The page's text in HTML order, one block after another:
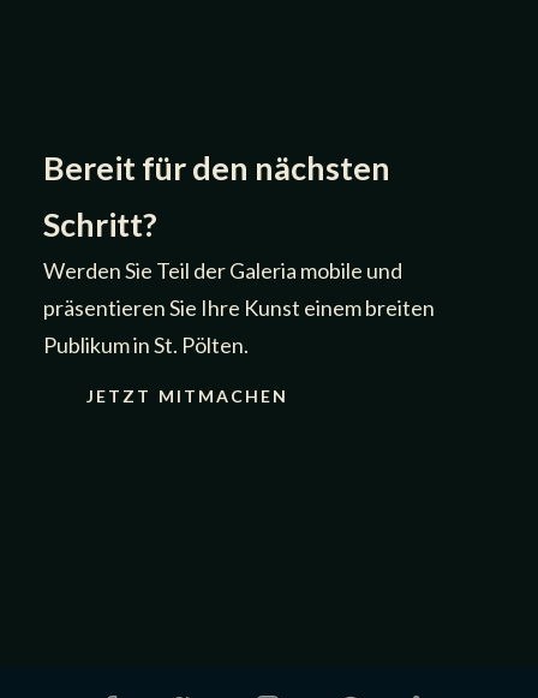
Bereit für den nächsten
Schritt?
Werden Sie Teil der Galeria mobile und
präsentieren Sie Ihre Kunst einem breiten
Publikum in St. Pölten.
JETZT MITMACHEN